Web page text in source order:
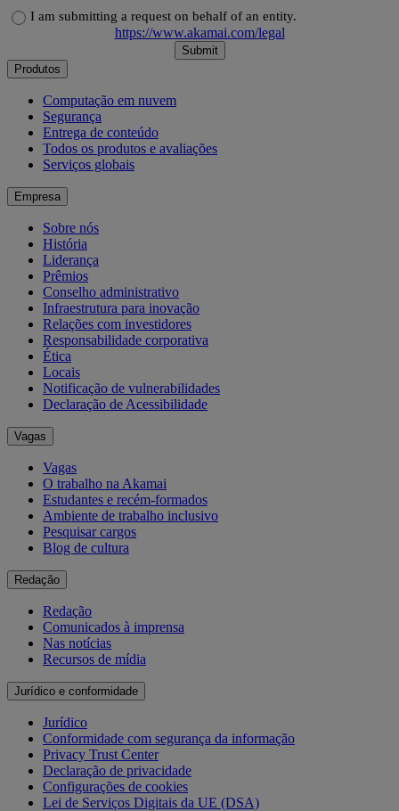
I am submitting a request on behalf of an entity.
https://www.akamai.com/legal
Submit
Produtos
Computação em nuvem
Segurança
Entrega de conteúdo
Todos os produtos e avaliações
Serviços globais
Empresa
Sobre nós
História
Liderança
Prêmios
Conselho administrativo
Infraestrutura para inovação
Relações com investidores
Responsabilidade corporativa
Ética
Locais
Notificação de vulnerabilidades
Declaração de Acessibilidade
Vagas
Vagas
O trabalho na Akamai
Estudantes e recém-formados
Ambiente de trabalho inclusivo
Pesquisar cargos
Blog de cultura
Redação
Redação
Comunicados à imprensa
Nas notícias
Recursos de mídia
Jurídico e conformidade
Jurídico
Conformidade com segurança da informação
Privacy Trust Center
Declaração de privacidade
Configurações de cookies
Lei de Serviços Digitais da UE (DSA)